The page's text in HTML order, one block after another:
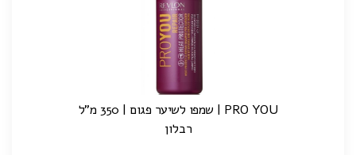
PRO YOU | שמפו לשיער פגום | 350 מ"ל
רבלון